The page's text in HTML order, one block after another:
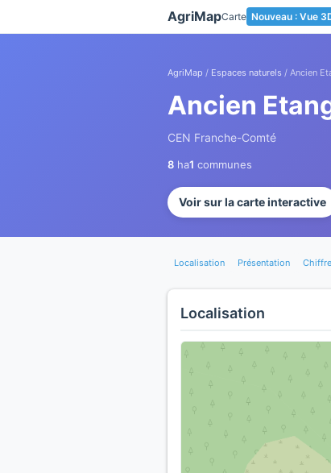
AgriMapCarte Nouveau : Vue
AgriMap / Espaces naturels / Ancien
Ancien
CEN Franche-Comté
8 ha1 communes
Voir sur la carte interactive
Localisation Présentation
Localisation
Panneau de gestion des cookies